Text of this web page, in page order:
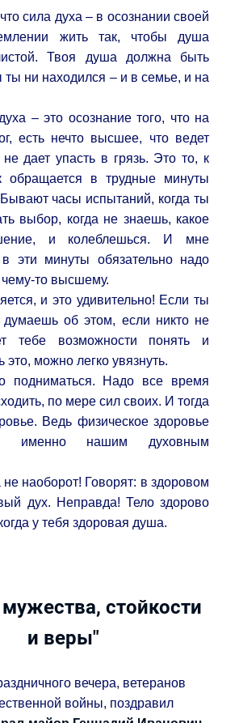
сила духа – в осознании своей
жить так, чтобы душа
Твоя душа должна быть
ты ни находился – и в семье, и на
– это осознание того, что на
есть нечто высшее, что ведет
дает упасть в грязь. Это то, к
обращается в трудные минуты
часы испытаний, когда ты
выбор, когда не знаешь, какое
и колеблешься. И мне
в эти минуты обязательно надо
то высшему.
и это удивительно! Если ты
об этом, если никто не
тебе возможности понять и
это, можно легко увязнуть.
подниматься. Надо все время
по мере сил своих. И тогда
Ведь физическое здоровье
именно нашим духовным
наоборот! Говорят: в здоровом
дух. Неправда! Тело здорово
у тебя здоровая душа.
стойкости
и веры"
вечера, ветеранов
войны, поздравил